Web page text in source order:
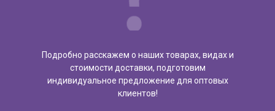
Подробно расскажем о наших товарах, видах и
стоимости доставки, подготовим
индивидуальное предложение для оптовых
клиентов!